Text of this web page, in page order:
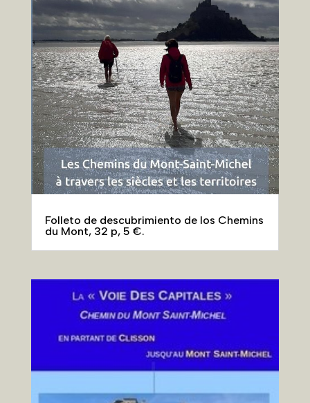
Nueva guía disponible: Chemin de Clisson
au Mont
« Entradas más antiguas